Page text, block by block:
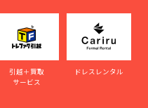
引越＋買取
サービス
ドレスレンタル